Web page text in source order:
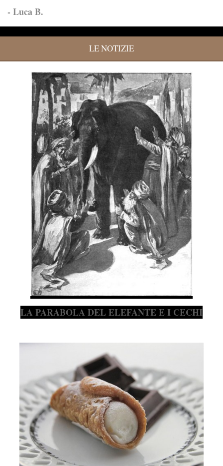
- Luca B.
LE NOTIZIE
LA PARABOLA DEL ELEFANTE E I CECHI